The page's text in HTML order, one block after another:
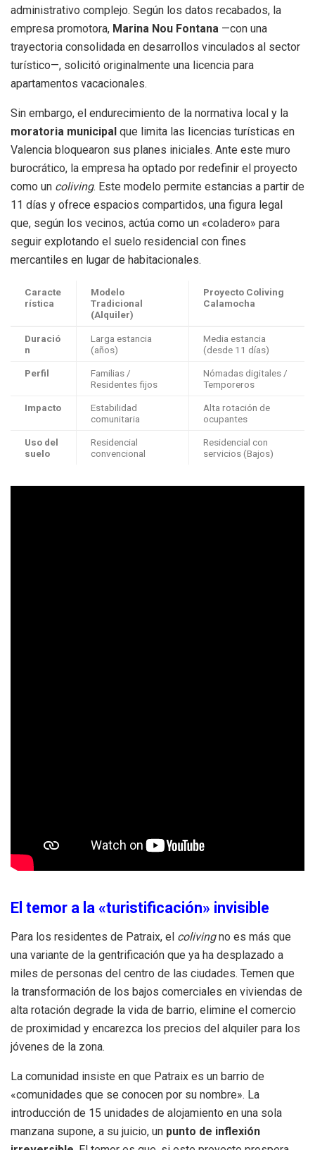
administrativo complejo. Según los datos recabados, la
empresa promotora, Marina Nou Fontana —con una
trayectoria consolidada en desarrollos vinculados al sector
turístico—, solicitó originalmente una licencia para
apartamentos vacacionales.
Sin embargo, el endurecimiento de la normativa local y la
moratoria municipal que limita las licencias turísticas en
Valencia bloquearon sus planes iniciales. Ante este muro
burocrático, la empresa ha optado por redefinir el proyecto
como un coliving. Este modelo permite estancias a partir de
11 días y ofrece espacios compartidos, una figura legal
que, según los vecinos, actúa como un «coladero» para
seguir explotando el suelo residencial con fines
mercantiles en lugar de habitacionales.
Caracte
rística
Modelo
Tradicional
(Alquiler)
Proyecto Coliving
Calamocha
Duració
n
Larga estancia
(años)
Media estancia
(desde 11 días)
Perfil
Familias /
Residentes fijos
Nómadas digitales /
Temporeros
Impacto
Estabilidad
comunitaria
Alta rotación de
ocupantes
Uso del
suelo
Residencial
convencional
Residencial con
servicios (Bajos)
El temor a la «turistificación» invisible
Para los residentes de Patraix, el colivingno es más que
una variante de la gentrificación que ya ha desplazado a
miles de personas del centro de las ciudades. Temen que
la transformación de los bajos comerciales en viviendas de
alta rotación degrade la vida de barrio, elimine el comercio
de proximidad y encarezca los precios del alquiler para los
jóvenes de la zona.
La comunidad insiste en que Patraix es un barrio de
«comunidades que se conocen por su nombre». La
introducción de 15 unidades de alojamiento en una sola
manzana supone, a su juicio, un punto de inflexión